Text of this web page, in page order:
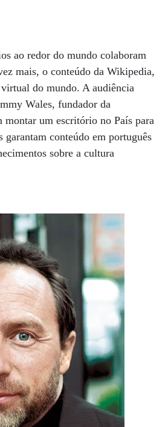
ao redor do mundo colaboram
mais, o conteúdo da Wikipedia,
do mundo. A audiência
Wales, fundador da
montar um escritório no País para
conteúdo em português
sobre a cultura